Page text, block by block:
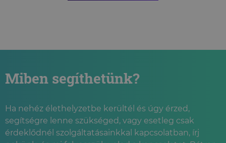
Miben segíthetünk?
Ha nehéz élethelyzetbe kerültél és úgy érzed,
segítségre lenne szükséged, vagy esetleg csak
érdeklődnél szolgáltatásainkkal kapcsolatban, írj